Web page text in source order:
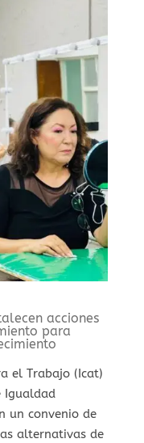
acciones
para
el Trabajo (Icat)
Igualdad
un convenio de
alternativas de